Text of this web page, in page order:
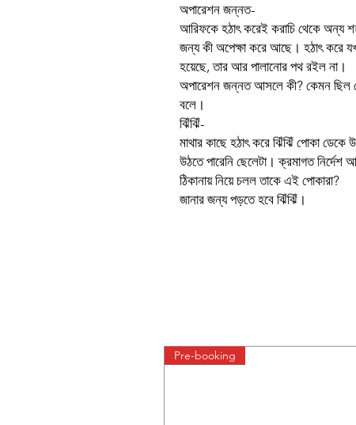
অপারেশন জন্নত-
আরিফকে হঠাৎ করেই করাচি থেকে অন্য
জন্য কী অপেক্ষা করে আছে। হঠাৎ করে
হয়েছে, তার আর পালানোর পথ রইল না।
অপারেশন জন্নত আসলে কী? কেমন ছিল
বলে।
ঝিঁঝিঁ-
মাথার কাছে হঠাৎ করে ঝিঁঝিঁ পোকা
উঠতে পারেনি ছেলেটা। ক্রমাগত
ঠিকানায় নিয়ে চলল তাকে এই পোকারা?
জানার জন্য পড়তে হবে ঝিঁঝিঁ।
Pre-booking